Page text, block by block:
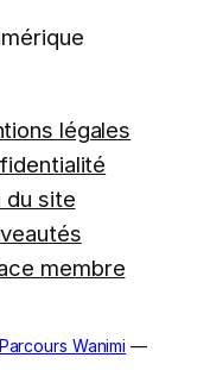
légales
du site
membre
Parcours Wanimi —